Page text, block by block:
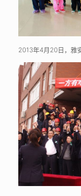
2013年4月20日，雅